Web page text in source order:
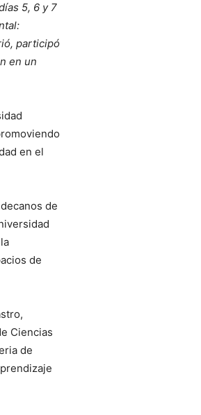
5, 6 y 7
participó
en un
en el
de
de
Ciencias
de